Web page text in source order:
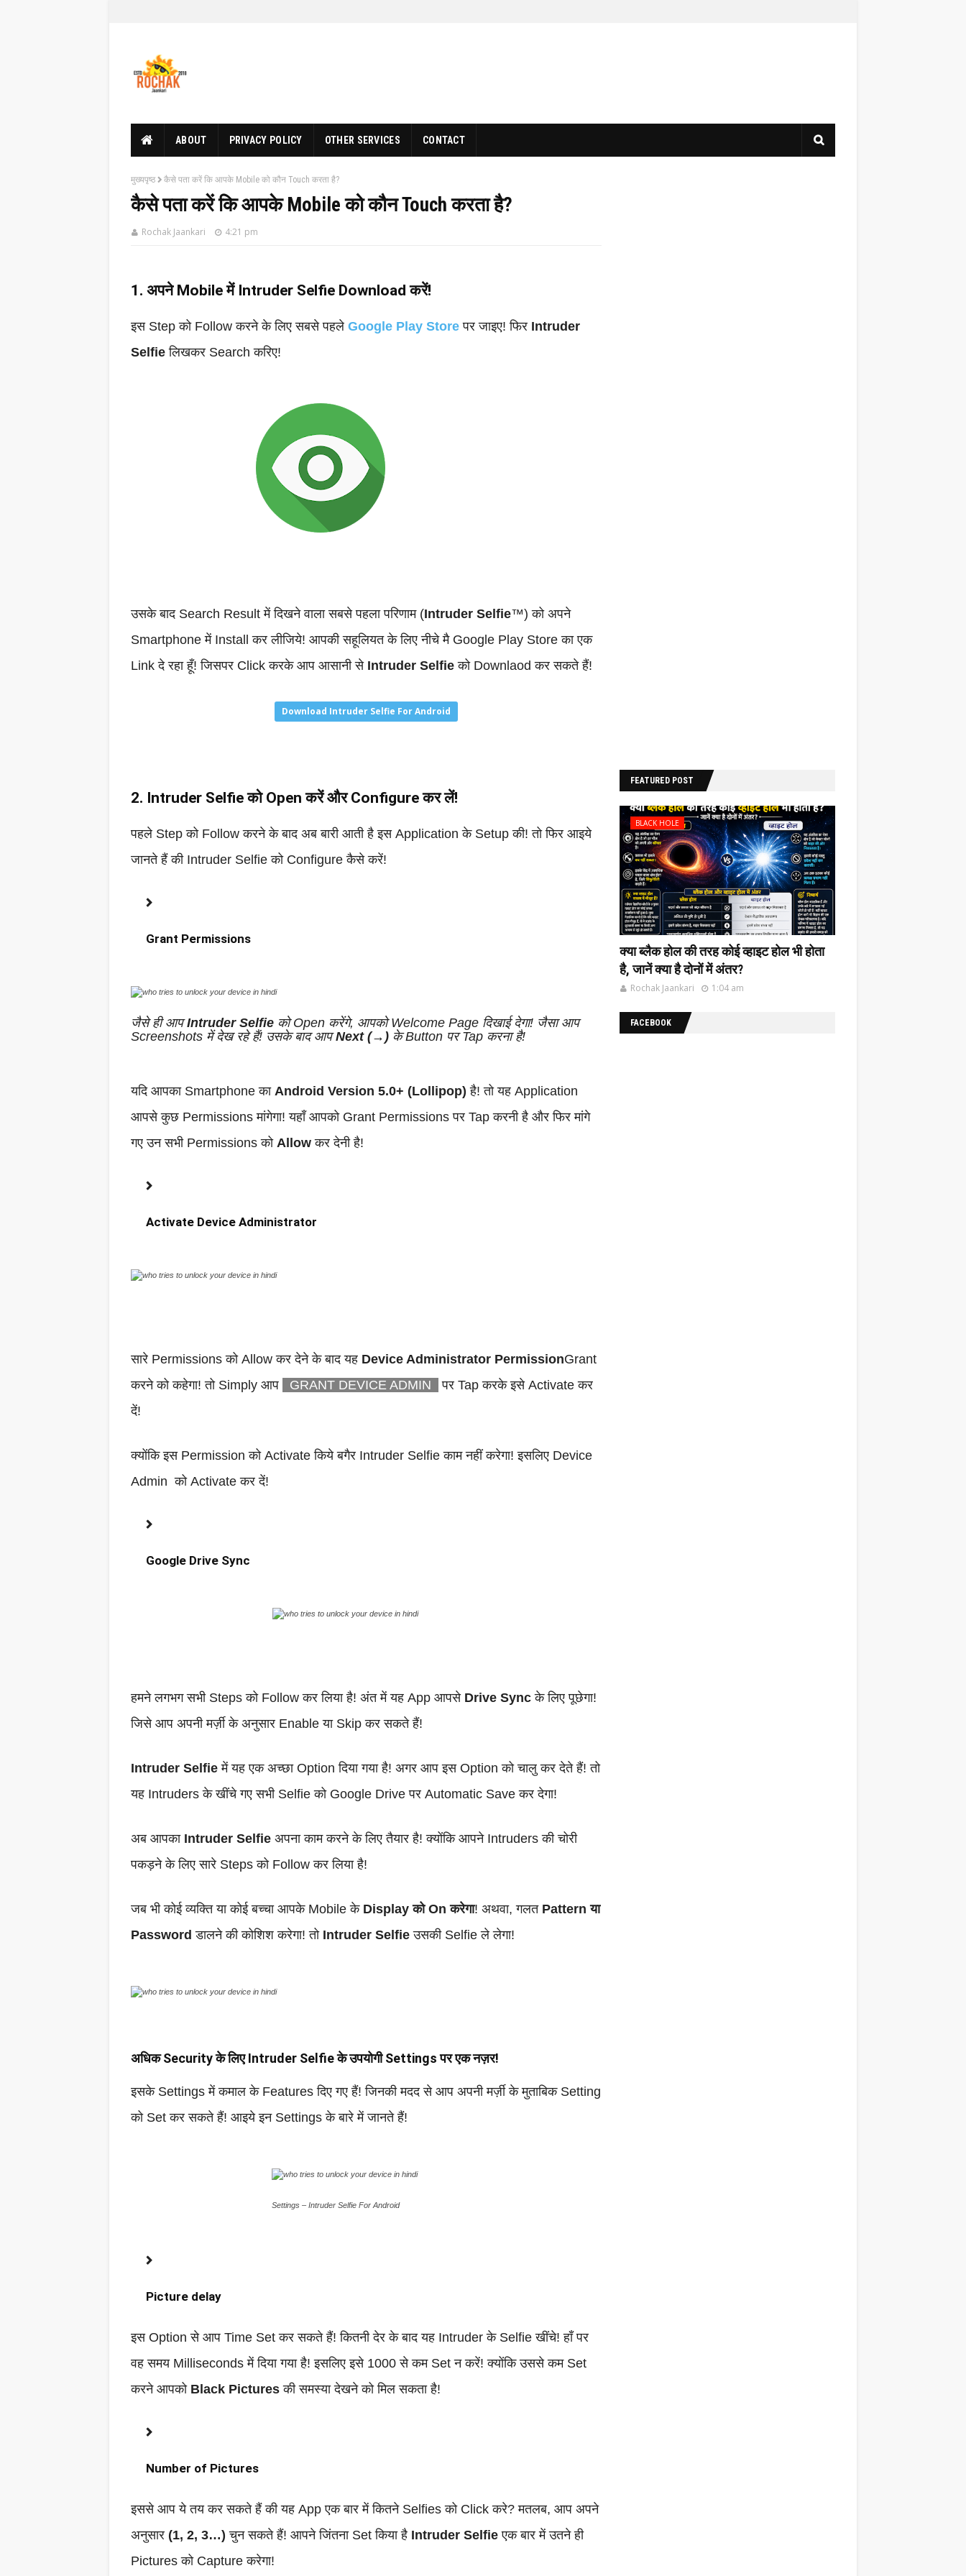
ABOUT PRIVACY POLICY OTHER SERVICES CONTACT
मुख्यपृष्ठ कैसे पता करें कि आपके Mobile को कौन Touch करता है?
कैसे पता करें कि आपके Mobile को कौन Touch करता है?
Rochak Jaankari 4:21 pm
1. अपने Mobile में Intruder Selfie Download करें!
इस Step को Follow करने के लिए सबसे पहले Google Play Storeपर जाइए! फिर Intruder
Selfie लिखकर Search करिए!
उसके बाद Search Result में दिखने वाला सबसे पहला परिणाम (Intruder Selfie™) को अपने
Smartphone में Install कर लीजिये! आपकी सहूलियत के लिए नीचे मै Google Play Store का एक
Link दे रहा हूँ! जिसपर Click करके आप आसानी से Intruder Selfie को Downlaod कर सकते हैं!
Download Intruder Selfie For Android
2. Intruder Selfie को Open करें और Configure कर लें!
पहले Step को Follow करने के बाद अब बारी आती है इस Application के Setup की! तो फिर आइये
जानते हैं की Intruder Selfie को Configure कैसे करें!
Grant Permissions
जैसे ही आपIntruder Selfie को Open करेंगे, आपको Welcome Page दिखाई देगा! जैसा आप
Screenshots में देख रहे हैं! उसके बाद आपNext (→) के Button पर Tap करना है!
यदि आपका Smartphone का Android Version 5.0+ (Lollipop) है! तो यह Application
आपसे कुछ Permissions मांगेगा! यहाँ आपको Grant Permissions पर Tap करनी है और फिर मांगे
गए उन सभी Permissions को Allow कर देनी है!
Activate Device Administrator
सारे Permissions को Allow कर देने के बाद यह Device Administrator PermissionGrant
करने को कहेगा! तो Simply आप
GRANT DEVICE ADMIN
पर Tap करके इसे Activate कर
दें!
क्योंकि इस Permission को Activate किये बगैर Intruder Selfie काम नहीं करेगा! इसलिए Device
Admin को Activate कर दें!
Google Drive Sync
हमने लगभग सभी Steps को Follow कर लिया है! अंत में यह App आपसे Drive Sync के लिए पूछेगा!
जिसे आप अपनी मर्ज़ी के अनुसार Enable या Skip कर सकते हैं!
Intruder Selfie में यह एक अच्छा Option दिया गया है! अगर आप इस Option को चालु कर देते हैं! तो
यह Intruders के खींचे गए सभी Selfie को Google Drive पर Automatic Save कर देगा!
अब आपका Intruder Selfie अपना काम करने के लिए तैयार है! क्योंकि आपने Intruders की चोरी
पकड़ने के लिए सारे Steps को Follow कर लिया है!
जब भी कोई व्यक्ति या कोई बच्चा आपके Mobile के Display को On करेगा! अथवा, गलत Pattern या
Password डालने की कोशिश करेगा! तो Intruder Selfie उसकी Selfie ले लेगा!
अधिक Security के लिए Intruder Selfie के उपयोगी Settings पर एक नज़र!
इसके Settings में कमाल के Features दिए गए हैं! जिनकी मदद से आप अपनी मर्ज़ी के मुताबिक Setting
को Set कर सकते हैं! आइये इन Settings के बारे में जानते हैं!
Settings – Intruder Selfie For Android
Picture delay
इस Option से आप Time Set कर सकते हैं! कितनी देर के बाद यह Intruder के Selfie खींचे! हाँ पर
वह समय Milliseconds में दिया गया है! इसलिए इसे 1000 से कम Set न करें! क्योंकि उससे कम Set
करने आपको Black Pictures की समस्या देखने को मिल सकता है!
Number of Pictures
इससे आप ये तय कर सकते हैं की यह App एक बार में कितने Selfies को Click करे? मतलब, आप अपने
अनुसार (1, 2, 3…) चुन सकते हैं! आपने जिंतना Set किया है Intruder Selfieएक बार में उतने ही
Pictures को Capture करेगा!
FEATURED POST
BLACK HOLE
क्या ब्लैक होल की‌ तरह कोई व्हाइट होल भी‌ होता
है, जानें क्या है दोनों में अंतर?
Rochak Jaankari 1:04 am
FACEBOOK